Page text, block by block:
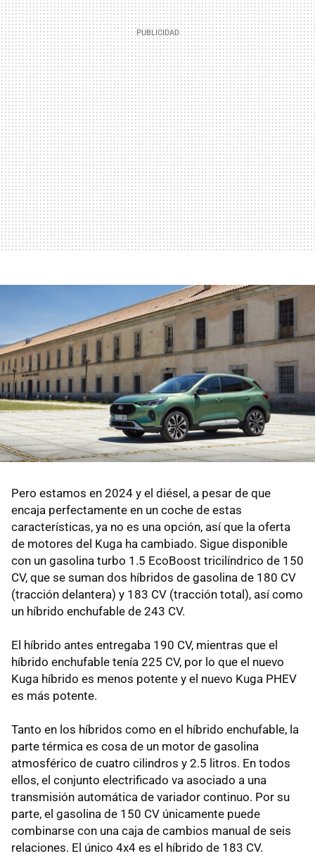
Pero estamos en 2024 y el diésel, a pesar de que
encaja perfectamente en un coche de estas
características, ya no es una opción, así que la oferta
de motores del Kuga ha cambiado. Sigue disponible
con un gasolina turbo 1.5 EcoBoost tricilíndrico de 150
CV, que se suman dos híbridos de gasolina de 180 CV
(tracción delantera) y 183 CV (tracción total), así como
un híbrido enchufable de 243 CV.
El híbrido antes entregaba 190 CV, mientras que el
híbrido enchufable tenía 225 CV, por lo que el nuevo
Kuga híbrido es menos potente y el nuevo Kuga PHEV
es más potente.
Tanto en los híbridos como en el híbrido enchufable, la
parte térmica es cosa de un motor de gasolina
atmosférico de cuatro cilindros y 2.5 litros. En todos
ellos, el conjunto electrificado va asociado a una
transmisión automática de variador continuo. Por su
parte, el gasolina de 150 CV únicamente puede
combinarse con una caja de cambios manual de seis
relaciones. El único 4x4 es el híbrido de 183 CV.